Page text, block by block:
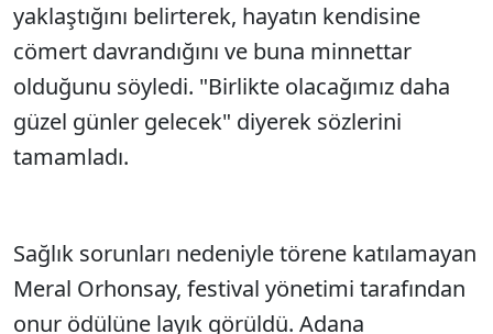
yaklaştığını belirterek, hayatın kendisine
cömert davrandığını ve buna minnettar
olduğunu söyledi. "Birlikte olacağımız daha
güzel günler gelecek" diyerek sözlerini
tamamladı.
Sağlık sorunları nedeniyle törene katılamayan
Meral Orhonsay, festival yönetimi tarafından
onur ödülüne layık görüldü. Adana